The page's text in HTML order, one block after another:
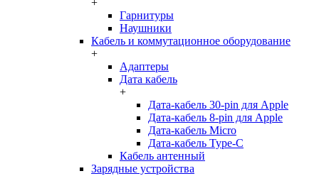
+
Гарнитуры
Наушники
Кабель и коммутационное оборудование
+
Адаптеры
Дата кабель
+
Дата-кабель 30-pin для Apple
Дата-кабель 8-pin для Apple
Дата-кабель Micro
Дата-кабель Type-C
Кабель антенный
Зарядные устройства